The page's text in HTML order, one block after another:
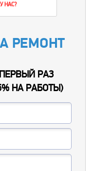
НАС?
РЕМОНТ
РАЗ
НА РАБОТЫ)